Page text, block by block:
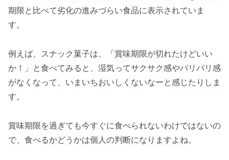
期限と比べて劣化の進みづらい食品に表示されていま
す。
例えば、スナック菓子は、「賞味期限が切れたけどいい
か！」と食べてみると、湿気ってサクサク感やパリパリ感
がなくなって、いまいちおいしくないなーと感じたりしま
す。
賞味期限を過ぎても今すぐに食べられないわけではないの
で、食べるかどうかは個人の判断になりますよね。